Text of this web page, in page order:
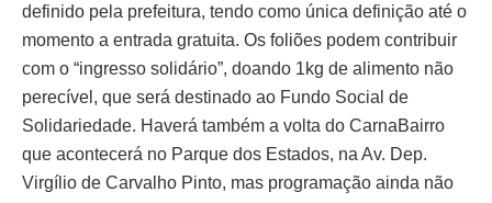
definido pela prefeitura, tendo como única definição até o
momento a entrada gratuita. Os foliões podem contribuir
com o “ingresso solidário”, doando 1kg de alimento não
perecível, que será destinado ao Fundo Social de
Solidariedade. Haverá também a volta do CarnaBairro
que acontecerá no Parque dos Estados, na Av. Dep.
Virgílio de Carvalho Pinto, mas programação ainda não